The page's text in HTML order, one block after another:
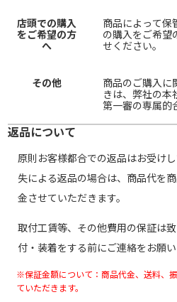
店頭での購入
をご希望の方
へ
商品によって保
の購入をご希望
せください。
その他
商品のご購入に
きは、弊社の本
第一審の専属的
返品について
原則お客様都合での返品はお受け
失による返品の場合は、商品代を
金させていただきます。
取付工賃等、その他費用の保証は
付・装着をする前にご連絡をお願い
※保証金額について：商品代金、送料、
ていただきます。